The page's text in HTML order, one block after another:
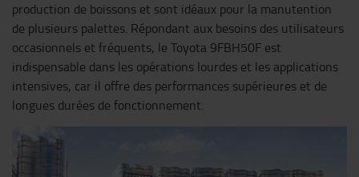
production de boissons et sont idéaux pour la manutention
de plusieurs palettes. Répondant aux besoins des utilisateurs
occasionnels et fréquents, le Toyota 9FBH50F est
indispensable dans les opérations lourdes et les applications
intensives, car il offre des performances supérieures et de
longues durées de fonctionnement.